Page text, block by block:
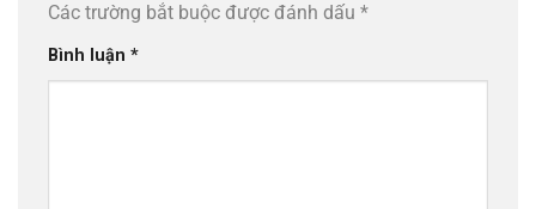
Các trường bắt buộc được đánh dấu *
Bình luận *